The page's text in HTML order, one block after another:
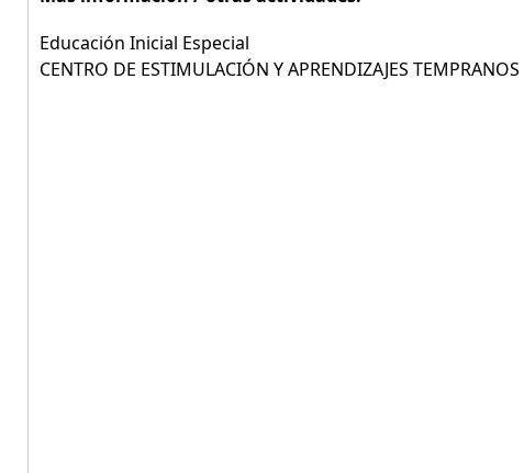
Educación Inicial Especial
CENTRO DE ESTIMULACIÓN Y APRENDIZAJES TEMPRANOS